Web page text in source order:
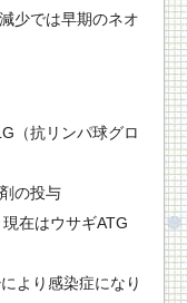
少では早期のネオ
（抗リンパ球グロ
の投与
在はウサギATG
より感染症になり